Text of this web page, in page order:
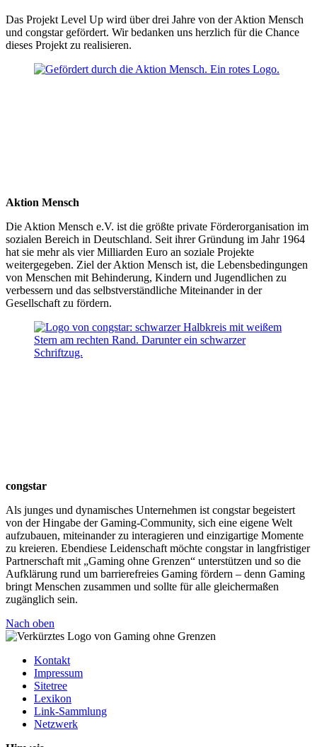
Das Projekt Level Up wird über drei Jahre von der Aktion Mensch
und congstar gefördert. Wir bedanken uns herzlich für die Chance
dieses Projekt zu realisieren.
Aktion Mensch
Die Aktion Mensch e.V. ist die größte private Förderorganisation im
sozialen Bereich in Deutschland. Seit ihrer Gründung im Jahr 1964
hat sie mehr als vier Milliarden Euro an soziale Projekte
weitergegeben. Ziel der Aktion Mensch ist, die Lebensbedingungen
von Menschen mit Behinderung, Kindern und Jugendlichen zu
verbessern und das selbstverständliche Miteinander in der
Gesellschaft zu fördern.
congstar
Als junges und dynamisches Unternehmen ist congstar begeistert
von der Hingabe der Gaming-Community, sich eine eigene Welt
aufzubauen, miteinander zu interagieren und einzigartige Momente
zu kreieren. Ebendiese Leidenschaft möchte congstar in langfristiger
Partnerschaft mit „Gaming ohne Grenzen“ unterstützen und so die
Aufklärung rund um barrierefreies Gaming fördern – denn Gaming
bringt Menschen zusammen und sollte für alle gleichermaßen
zugänglich sein.
Nach oben
Kontakt
Impressum
Sitetree
Lexikon
Link-Sammlung
Netzwerk